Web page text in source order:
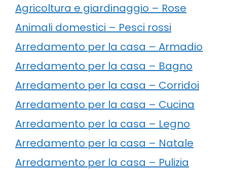
Agricoltura e giardinaggio – Rose
Animali domestici – Pesci rossi
Arredamento per la casa – Armadio
Arredamento per la casa – Bagno
Arredamento per la casa – Corridoi
Arredamento per la casa – Cucina
Arredamento per la casa – Legno
Arredamento per la casa – Natale
Arredamento per la casa – Pulizia